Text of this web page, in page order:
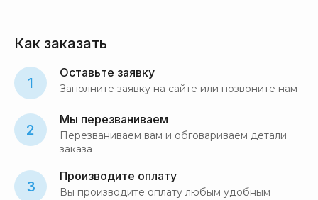
Как заказать
1
Оставьте заявку
Заполните заявку на сайте или позвоните нам
2
Мы перезваниваем
Перезваниваем вам и обговариваем детали
заказа
3
Производите оплату
Вы производите оплату любым удобным